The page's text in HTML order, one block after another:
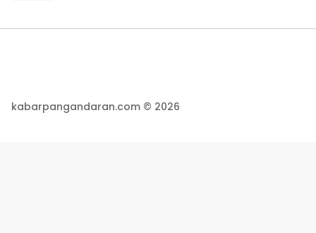
kabarpangandaran.com © 2026